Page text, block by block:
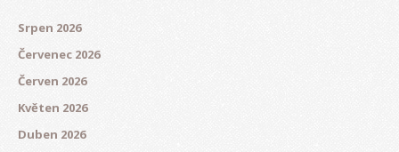
Srpen 2026
Červenec 2026
Červen 2026
Květen 2026
Duben 2026